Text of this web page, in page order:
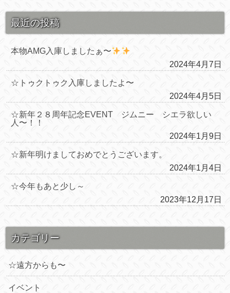
最近の投稿
本物AMG入庫しましたぁ〜
2024年4月7日
☆トゥクトゥク入庫しましたよ〜
2024年4月5日
☆新年２８周年記念EVENT ジムニー シエラ欲しい
人〜！！
2024年1月9日
☆新年明けましておめでとうございます。
2024年1月4日
☆今年もあと少し～
2023年12月17日
カテゴリー
☆遠方からも〜
イベント